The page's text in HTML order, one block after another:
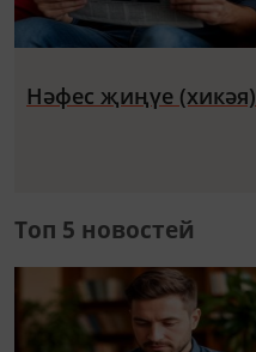
Нәфес җиңүе (хикәя)
Топ 5 новостей